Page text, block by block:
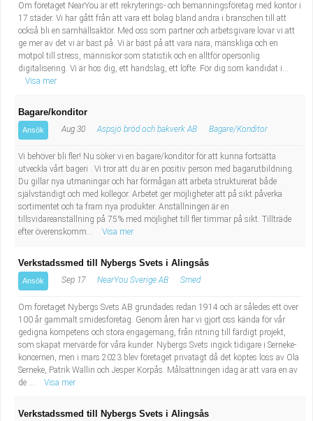
Militärt arbete
Naturbruk
Naturvetenskapligt arbete
Pedagogiskt arbete
Sanering och renhållning
Socialt arbete
Säkerhetsarbete
Tekniskt arbete
Transport
Lärare i fritidshem/Fritidspedagog
Taxiförare/Taxichaufför
Läkarsekreterare/Vårdadmin/Medicinsk
sekreterare
Lastbilsförare m.fl.
Fastighetsskötare
Informatör/Kommunikatör
Brevbärare
Sjuksköterska, grundutbildad
Kock, storhushåll
Undersköterska, vård- o specialavd. o mottagning
Om företaget NearYou är ett rekryterings- och bemanningsföretag med kontor i
17 städer. Vi har gått från att vara ett bolag bland andra i branschen till att
också bli en samhällsaktör. Med oss som partner och arbetsgivare lovar vi att
ge mer av det vi är bäst på. Vi är bäst på att vara nära, mänskliga och en
motpol till stress, människor som statistik och en alltför opersonlig
digitalisering. Vi är hos dig, ett handslag, ett löfte. För dig som kandidat i...
Visa mer
Bagare/konditor
Ansök Aug 30 Aspsjö bröd och bakverk AB Bagare/Konditor
Vi behöver bli fler! Nu söker vi en bagare/konditor för att kunna fortsätta
utveckla vårt bageri . Vi tror att du är en positiv person med bagarutbildning.
Du gillar nya utmaningar och har förmågan att arbeta strukturerat både
självständigt och med kollegor. Arbetet ger möjligheter att på sikt påverka
sortimentet och ta fram nya produkter. Anställningen är en
tillsvidareanställning på 75% med möjlighet till fler timmar på sikt. Tillträde
efter överenskomm...
Visa mer
Verkstadssmed till Nybergs Svets i Alingsås
Ansök Sep 17 NearYou Sverige AB Smed
Om företaget Nybergs Svets AB grundades redan 1914 och är således ett över
100 år gammalt smidesföretag. Genom åren har vi gjort oss kända för vår
gedigna kompetens och stora engagemang, från ritning till färdigt projekt,
som skapat mervärde för våra kunder. Nybergs Svets ingick tidigare i Serneke-
koncernen, men i mars 2023 blev företaget privatägt då det köptes loss av Ola
Serneke, Patrik Wallin och Jesper Korpås. Målsättningen idag är att vara en av
de ...
Visa mer
Verkstadssmed till Nybergs Svets i Alingsås